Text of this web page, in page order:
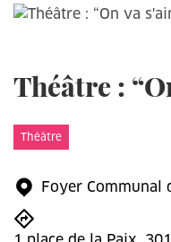
Théâtre :
Théâtre
Foyer Communal